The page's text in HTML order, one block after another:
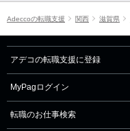
Adeccoの転職支援 関西 滋賀県
アデコの転職支援に登録
MyPagログイン
転職のお仕事検索